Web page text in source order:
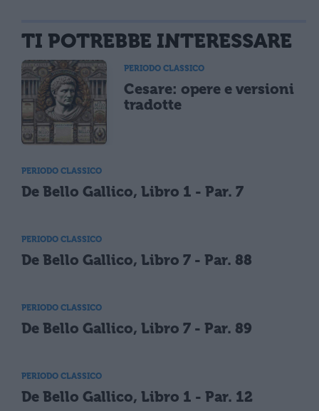
TI POTREBBE INTERESSARE
PERIODO CLASSICO
Cesare: opere e versioni
tradotte
PERIODO CLASSICO
De Bello Gallico, Libro 1 - Par. 7
PERIODO CLASSICO
De Bello Gallico, Libro 7 - Par. 88
PERIODO CLASSICO
De Bello Gallico, Libro 7 - Par. 89
PERIODO CLASSICO
De Bello Gallico, Libro 1 - Par. 12